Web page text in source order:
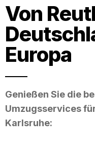
Von
Europa
Genießen Sie die
Umzugsservices
Karlsruhe: